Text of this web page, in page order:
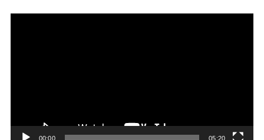
00:00 05:20